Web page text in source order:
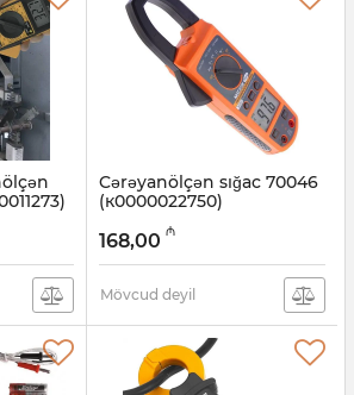
Cərəyanölçən sığac 70046
(к0000022750)
003001388
168,00 ₼
Mövcud deyil